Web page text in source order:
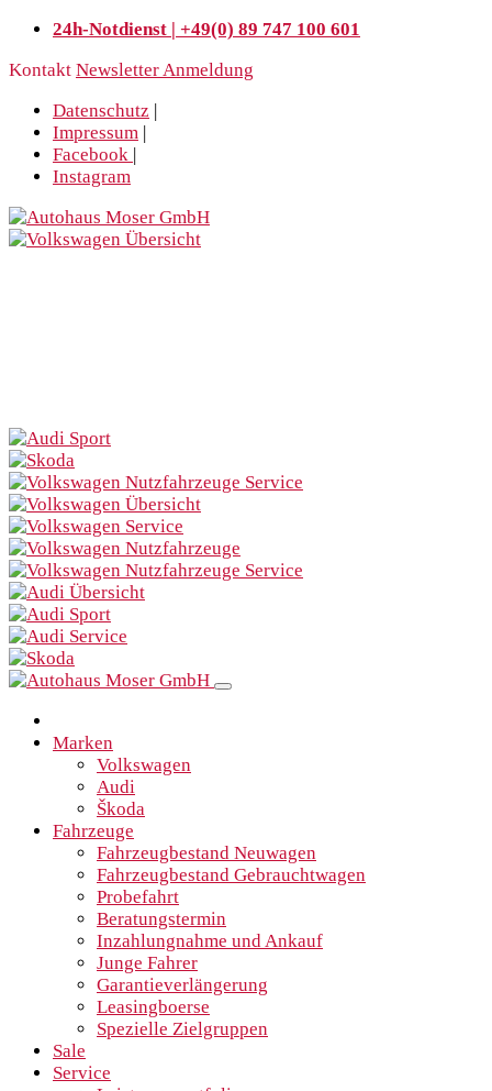
24h-Notdienst | +49(0) 89 747 100 601
Kontakt Newsletter Anmeldung
Datenschutz |
Impressum |
Facebook |
Instagram
Marken
Volkswagen
Audi
Škoda
Fahrzeuge
Fahrzeugbestand Neuwagen
Fahrzeugbestand Gebrauchtwagen
Probefahrt
Beratungstermin
Inzahlungnahme und Ankauf
Junge Fahrer
Garantieverlängerung
Leasingboerse
Spezielle Zielgruppen
Sale
Service